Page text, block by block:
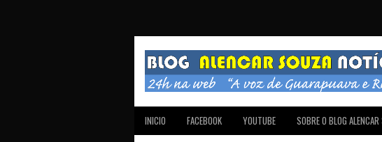
INICIO FACEBOOK YOUTUBE SOBRE O BLOG